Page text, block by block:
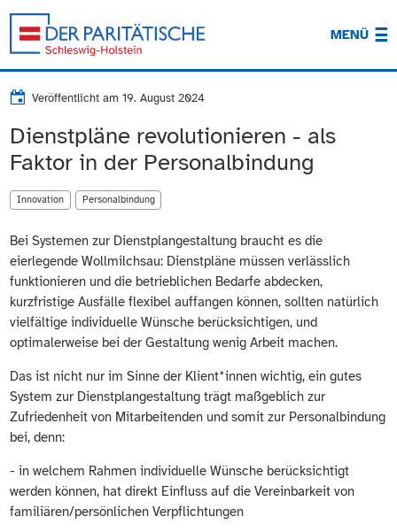
MENÜ
Veröffentlicht am19. August 2024
Dienstpläne revolutionieren - als
Faktor in der Personalbindung
Innovation Personalbindung
Bei Systemen zur Dienstplangestaltung braucht es die
eierlegende Wollmilchsau: Dienstpläne müssen verlässlich
funktionieren und die betrieblichen Bedarfe abdecken,
kurzfristige Ausfälle flexibel auffangen können, sollten natürlich
vielfältige individuelle Wünsche berücksichtigen, und
optimalerweise bei der Gestaltung wenig Arbeit machen.
Das ist nicht nur im Sinne der Klient*innen wichtig, ein gutes
System zur Dienstplangestaltung trägt maßgeblich zur
Zufriedenheit von Mitarbeitenden und somit zur Personalbindung
bei, denn:
- in welchem Rahmen individuelle Wünsche berücksichtigt
werden können, hat direkt Einfluss auf die Vereinbarkeit von
familiären/persönlichen Verpflichtungen